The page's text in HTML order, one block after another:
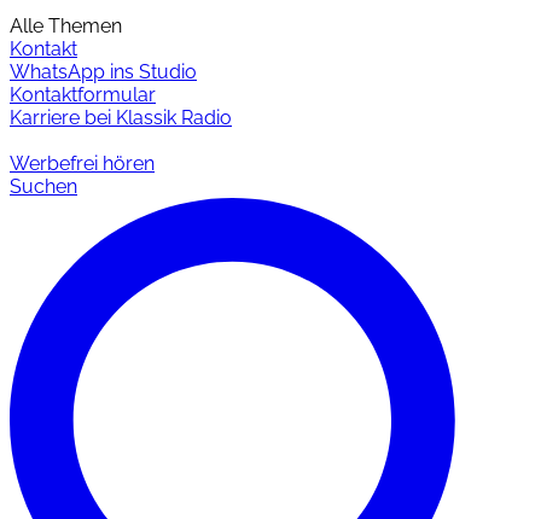
Alle Themen
Kontakt
WhatsApp ins Studio
Kontaktformular
Karriere bei Klassik Radio
Werbefrei hören
Suchen